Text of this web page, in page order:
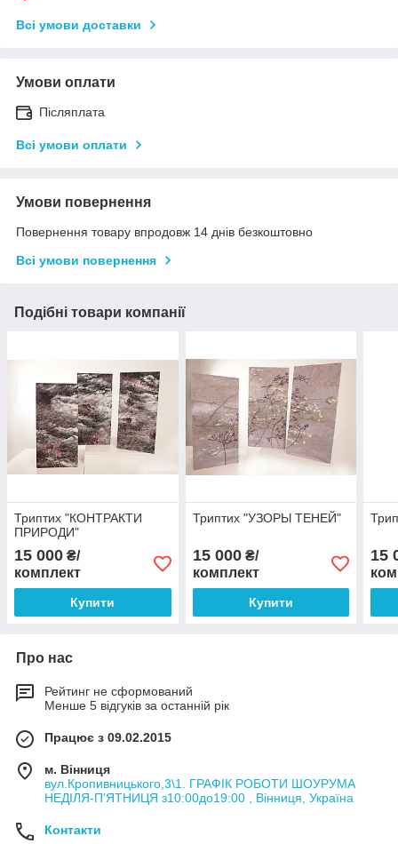
Всі умови доставки
Умови оплати
Післяплата
Всі умови оплати
Умови повернення
Повернення товару впродовж 14 днів безкоштовно
Всі умови повернення
Подібні товари компанії
Триптих "КОНТРАКТИ
ПРИРОДИ"
15 000 ₴/
комплект
Купити
Триптих "УЗОРЫ ТЕНЕЙ"
15 000₴/
комплект
Купити
15
Про нас
Рейтинг не сформований
Менше 5 відгуків за останній рік
Працює з 09.02.2015
м. Вінниця
вул.Кропивницького,3\1. ГРАФІК РОБОТИ ШОУРУМА
НЕДІЛЯ-П'ЯТНИЦЯ з10:00до19:00 , Вінниця, Україна
Контакти